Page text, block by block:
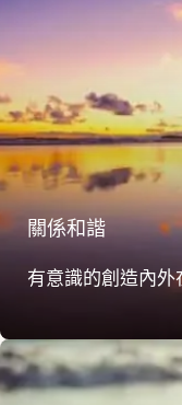
關係和諧
有意識的創造內